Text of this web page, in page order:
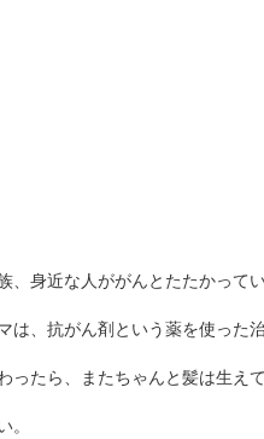
身近な人ががんとたたかって
、抗がん剤という薬を使った
たら、またちゃんと髪は生え